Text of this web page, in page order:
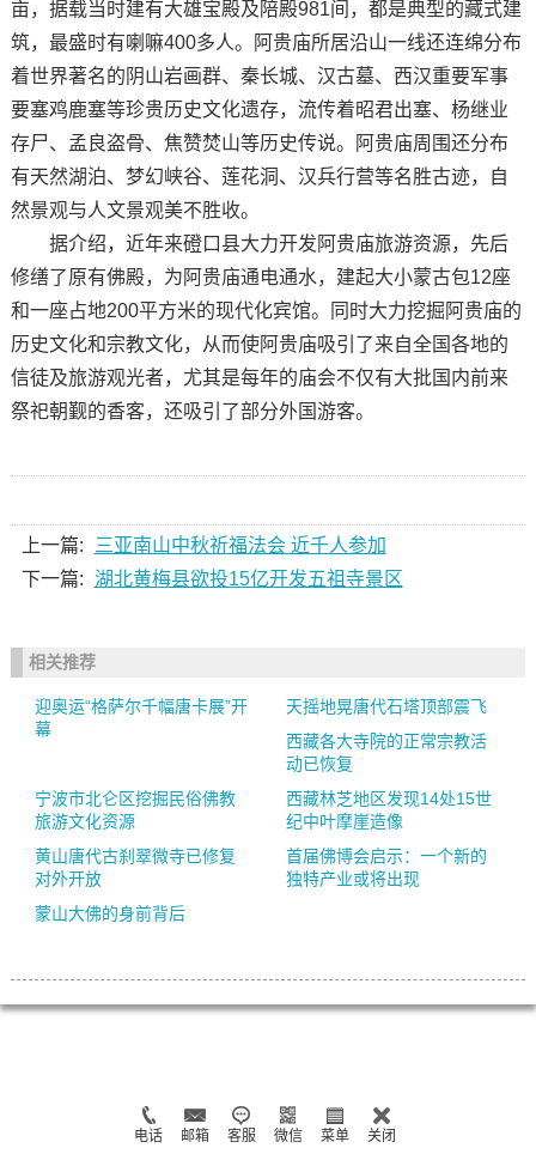
亩，据载当时建有大雄宝殿及陪殿981间，都是典型的藏式建
筑，最盛时有喇嘛400多人。阿贵庙所居沿山一线还连绵分布
着世界著名的阴山岩画群、秦长城、汉古墓、西汉重要军事
要塞鸡鹿塞等珍贵历史文化遗存，流传着昭君出塞、杨继业
存尸、孟良盗骨、焦赞焚山等历史传说。阿贵庙周围还分布
有天然湖泊、梦幻峡谷、莲花洞、汉兵行营等名胜古迹，自
然景观与人文景观美不胜收。
据介绍，近年来磴口县大力开发阿贵庙旅游资源，先后
修缮了原有佛殿，为阿贵庙通电通水，建起大小蒙古包12座
和一座占地200平方米的现代化宾馆。同时大力挖掘阿贵庙的
历史文化和宗教文化，从而使阿贵庙吸引了来自全国各地的
信徒及旅游观光者，尤其是每年的庙会不仅有大批国内前来
祭祀朝觐的香客，还吸引了部分外国游客。
上一篇:
三亚南山中秋祈福法会 近千人参加
下一篇: 湖北黄梅县欲投15亿开发五祖寺景区
相关推荐
迎奥运“格萨尔千幅唐卡展”开
幕
天摇地晃唐代石塔顶部震飞
西藏各大寺院的正常宗教活
动已恢复
宁波市北仑区挖掘民俗佛教
旅游文化资源
西藏林芝地区发现14处15世
纪中叶摩崖造像
黄山唐代古刹翠微寺已修复
对外开放
首届佛博会启示：一个新的
独特产业或将出现
蒙山大佛的身前背后
电话 邮箱 客服 微信 菜单 关闭